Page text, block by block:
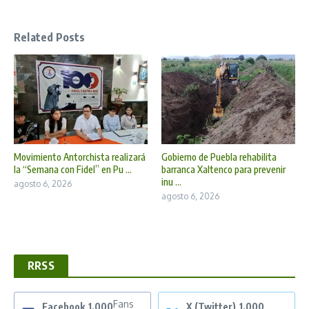
Related Posts
Movimiento Antorchista realizará
la “Semana con Fidel” en Pu ...
agosto 6, 2026
Gobierno de Puebla rehabilita
barranca Xaltenco para prevenir
inu ...
agosto 6, 2026
RRSS
Facebook 1,000Fans X (Twitter) 1,000